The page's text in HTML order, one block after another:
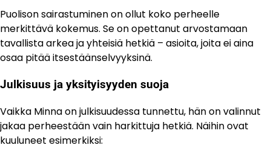
Puolison sairastuminen on ollut koko perheelle
merkittävä kokemus. Se on opettanut arvostamaan
tavallista arkea ja yhteisiä hetkiä – asioita, joita ei aina
osaa pitää itsestäänselvyyksinä.
Julkisuus ja yksityisyyden suoja
Vaikka Minna on julkisuudessa tunnettu, hän on valinnut
jakaa perheestään vain harkittuja hetkiä. Näihin ovat
kuuluneet esimerkiksi: